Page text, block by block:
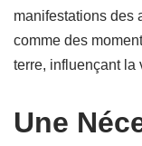
manifestations des
comme des
terre, influençant la
Une